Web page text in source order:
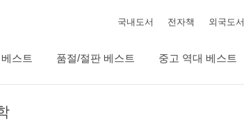
국내도서 전자책 외국도서
스트 품절/절판 베스트 중고 역대 베스트